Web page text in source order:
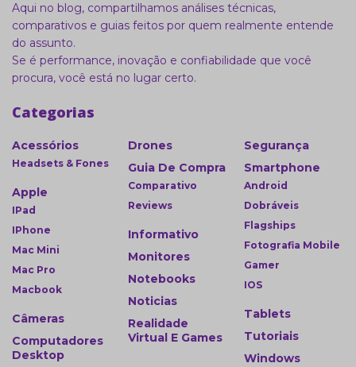
Aqui no blog, compartilhamos análises técnicas,
comparativos e guias feitos por quem realmente entende
do assunto.
Se é performance, inovação e confiabilidade que você
procura, você está no lugar certo.
Categorias
Acessórios
Headsets & Fones
Apple
IPad
IPhone
Mac Mini
Mac Pro
Macbook
Câmeras
Computadores
Desktop
Drones
Guia De Compra
Comparativo
Reviews
Informativo
Monitores
Notebooks
Noticias
Realidade
Virtual E Games
Segurança
Smartphone
Android
Dobráveis
Flagships
Fotografia Mobile
Gamer
IOS
Tablets
Tutoriais
Windows